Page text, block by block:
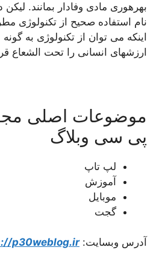
بهرهوری مادی وفادار بمانند. لیکن
نام استفاده صحیح از تکنولوژی
اینکه می توان از تکنولوژی به
ارزشهای انسانی را تحت الشعاع
موضوعات اصلی
پی سی وبلاگ
لپ تاپ
آموزش
موبایل
گجت
آدرس وبسایت:p30weblog.ir/